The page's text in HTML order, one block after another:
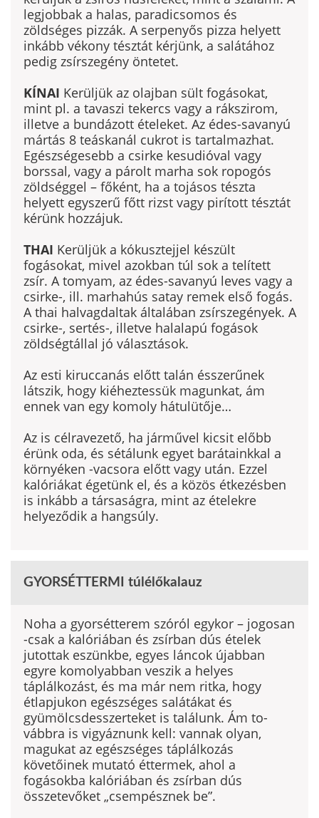
legjob­bak a halas, paradicsomos és
zöldséges pizzák. A serpenyős pizza helyett
inkább vékony tésztát kérjünk, a salátához
pedig zsírszegény öntetet.
KÍNAI Kerüljük az olajban sült fogásokat,
mint pl. a tavaszi tekercs vagy a rákszirom,
illetve a bundázott ételeket. Az édes-savanyú
mártás 8 teáskanál cukrot is tartalmazhat.
Egészsége­sebb a csirke kesudióval vagy
borssal, vagy a párolt marha sok ropogós
zöldséggel – főként, ha a tojásos tészta
helyett egyszerű főtt rizst vagy pirított tésztát
kérünk hozzájuk.
THAI Kerüljük a kókusztejjel készült
fogásokat, mivel azokban túl sok a telített
zsír. A tomyam, az édes-savanyú leves vagy a
csirke-, ill. marhahús satay remek első fogás.
A thai halvagdaltak általában zsírszegények. A
csirke-, sertés-, illet­ve halalapú fogások
zöldségtállal jó választások.
Az esti kiruccanás előtt talán ésszerűnek
látszik, hogy kiéheztessük magunkat, ám
ennek van egy komoly hátulütője…
Az is célravezető, ha járművel kicsit előbb
érünk oda, és sétálunk egyet barátainkkal a
környéken -vacsora előtt vagy után. Ezzel
kalóriákat égetünk el, és a közös étkezésben
is inkább a társaságra, mint az ételekre
helyeződik a hangsúly.
GYORSÉTTERMI túlélőkalauz
Noha a gyorsétterem szóról egykor – jogosan
-csak a kalóriában és zsírban dús ételek
jutottak eszünkbe, egyes láncok újabban
egyre komo­lyabban veszik a helyes
táplálkozást, és ma már nem ritka, hogy
étlapjukon egészséges salátákat és
gyümölcsdesszerteket is találunk. Ám to­
vábbra is vigyáznunk kell: vannak olyan,
magu­kat az egészséges táplálkozás
követőinek muta­tó éttermek, ahol a
fogásokba kalóriában és zsírban dús
összetevőket „csempésznek be”.